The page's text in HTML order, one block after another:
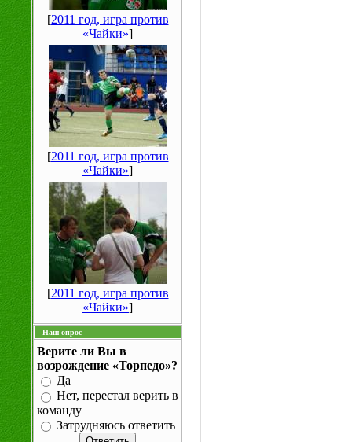
[2011 год, игра против
«Чайки»]
[2011 год, игра против
«Чайки»]
[2011 год, игра против
«Чайки»]
Наш опрос
Верите ли Вы в
возрождение «Торпедо»?
Да
Нет, перестал верить в
команду
Затрудняюсь ответить